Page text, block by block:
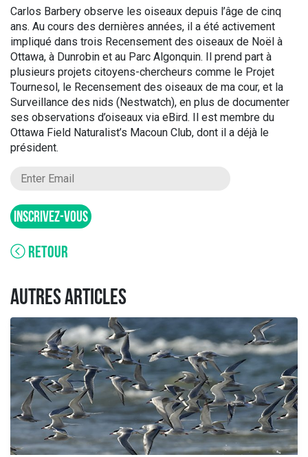
Carlos Barbery observe les oiseaux depuis l’âge de cinq
ans. Au cours des dernières années, il a été activement
impliqué dans trois Recensement des oiseaux de Noël à
Ottawa, à Dunrobin et au Parc Algonquin. Il prend part à
plusieurs projets citoyens-chercheurs comme le Projet
Tournesol, le Recensement des oiseaux de ma cour, et la
Surveillance des nids (Nestwatch), en plus de documenter
ses observations d’oiseaux via eBird. Il est membre du
Ottawa Field Naturalist’s Macoun Club, dont il a déjà le
président.
INSCRIVEZ-VOUS
RETOUR
AUTRES ARTICLES